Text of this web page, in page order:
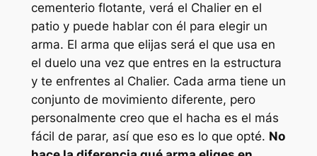
cementerio flotante, verá el Chalier en el
patio y puede hablar con él para elegir un
arma. El arma que elijas será el que usa en
el duelo una vez que entres en la estructura
y te enfrentes al Chalier. Cada arma tiene un
conjunto de movimiento diferente, pero
personalmente creo que el hacha es el más
fácil de parar, así que eso es lo que opté. No